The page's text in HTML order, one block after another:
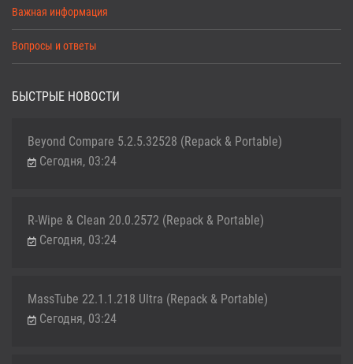
Важная информация
Вопросы и ответы
БЫСТРЫЕ НОВОСТИ
Beyond Compare 5.2.5.32528 (Repack & Portable)
Сегодня, 03:24
R-Wipe & Clean 20.0.2572 (Repack & Portable)
Сегодня, 03:24
MassTube 22.1.1.218 Ultra (Repack & Portable)
Сегодня, 03:24